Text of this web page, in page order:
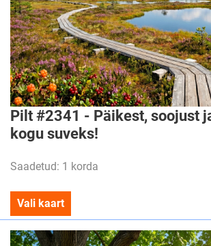
Pilt #2341 - Päikest, soojust
kogu suveks!
Saadetud: 1 korda
Vali kaart